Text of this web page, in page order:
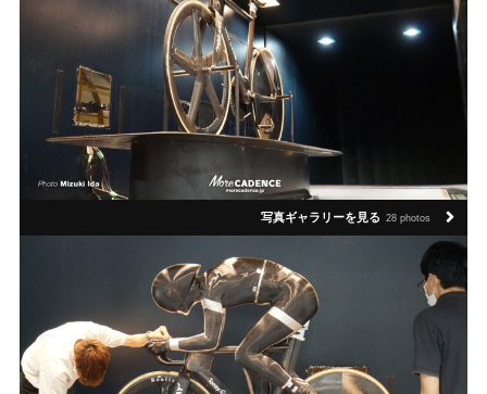
写真ギャラリーを見る 28 photos